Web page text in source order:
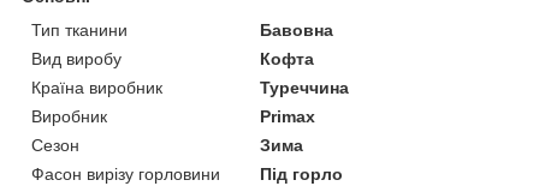
Тип тканини
Бавовна
Вид виробу
Кофта
Країна виробник
Туреччина
Виробник
Primax
Сезон
Зима
Фасон вирізу горловини
Під горло